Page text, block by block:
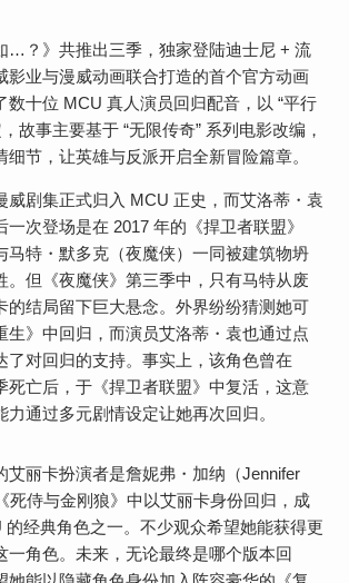
…？》共推出三季，独家登陆迪士尼 + 流
影业与漫威动画联合打造的首个官方动画
数十位 MCU 真人演员回归配音，以 “平行
故事主要基于 “无限传奇” 系列电影改编，
节，让英雄与反派开启全新冒险篇章。
威剧集正式归入 MCU 正史，而艾洛蒂・袁
次登场是在 2017 年的《捍卫者联盟》
马特・默多克（夜魔侠）一同被建筑物坍
。但《夜魔侠》第三季中，只有马特从废
的结局留下巨大悬念。外界纷纷猜测她可
生》中回归，而演员艾洛蒂・袁也通过点
了对回归的支持。事实上，该角色曾在
死亡后，于《捍卫者联盟》中复活，这意
通过多元剧情设定让她再次回归。
艾丽卡扮演者是詹妮弗・加纳（Jennifer
死侍与金刚狼》中以艾丽卡身份回归，成
的经典角色之一。不少观众希望她能获得更
一角色。未来，无论最终是哪个版本回